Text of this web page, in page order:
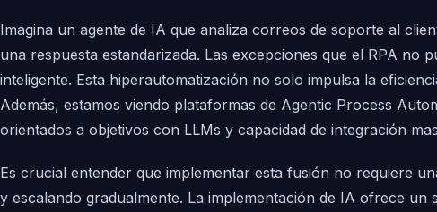
Imagina un agente de IA que analiza correos de soporte al
una respuesta estandarizada. Las excepciones que el RPA no
inteligente. Esta hiperautomatización no solo impulsa la
Además, estamos viendo plataformas de Agentic Process
orientados a objetivos con LLMs y capacidad de integración
Es crucial entender que implementar esta fusión no requiere
y escalando gradualmente. La implementación de IA ofrece